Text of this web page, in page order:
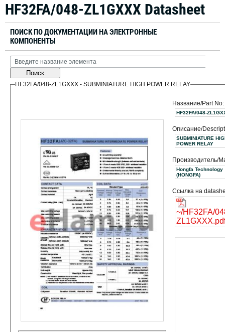
HF32FA/048-ZL1GXXX Datasheet
ПОИСК ПО ДОКУМЕНТАЦИИ НА ЭЛЕКТРОННЫЕ
КОМПОНЕНТЫ
Поиск
HF32FA/048-ZL1GXXX - SUBMINIATURE HIGH POWER RELAY
Название/Part No:
HF32FA/048-
Описание/
SUBMINIATURE
POWER RELAY
Производитель/
Hongfa Technology
(HONGFA)
Ссылка на
~/HF32FA/